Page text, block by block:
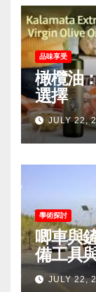
品味享受
橄欖油
選擇
JULY 22,
學術探討
唧車與
備工具
JULY 22,